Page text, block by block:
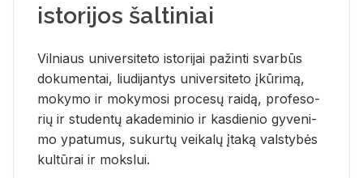
istorijos šaltiniai
Vil­niaus uni­ver­si­te­to is­to­ri­jai pa­žin­ti svar­būs
do­ku­men­tai, liu­di­jan­tys uni­ver­si­te­to įkū­ri­mą,
mo­ky­mo ir mo­ky­mo­si pro­ce­sų rai­dą, pro­fe­so­
rių ir stu­den­tų aka­de­mi­nio ir kas­die­nio gy­ve­ni­
mo ypa­tu­mus, su­kur­tų vei­ka­lų įta­ką vals­ty­bės
kul­tū­rai ir moks­lui.